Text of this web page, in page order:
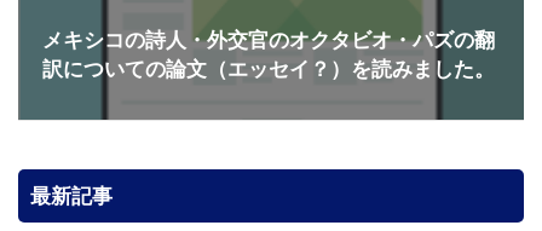
メキシコの詩人・外交官のオクタビオ・パズの翻
訳についての論文（エッセイ？）を読みました。
最新記事